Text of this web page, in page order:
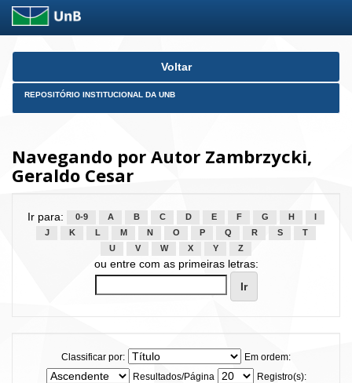
Skip
Voltar
REPOSITÓRIO INSTITUCIONAL DA UNB
Navegando por Autor Zambrzycki,
Geraldo Cesar
Ir para: 0-9 A B C D E F G H
J
K L M N O P Q R S
T
U
V W X Y Z
ou entre com as primeiras letras:
Classificar por:
Em ordem:
Resultados/Página
Registro(s):